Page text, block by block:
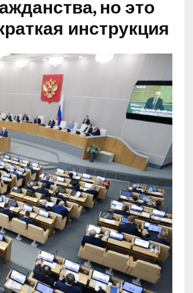
но это
инструкция